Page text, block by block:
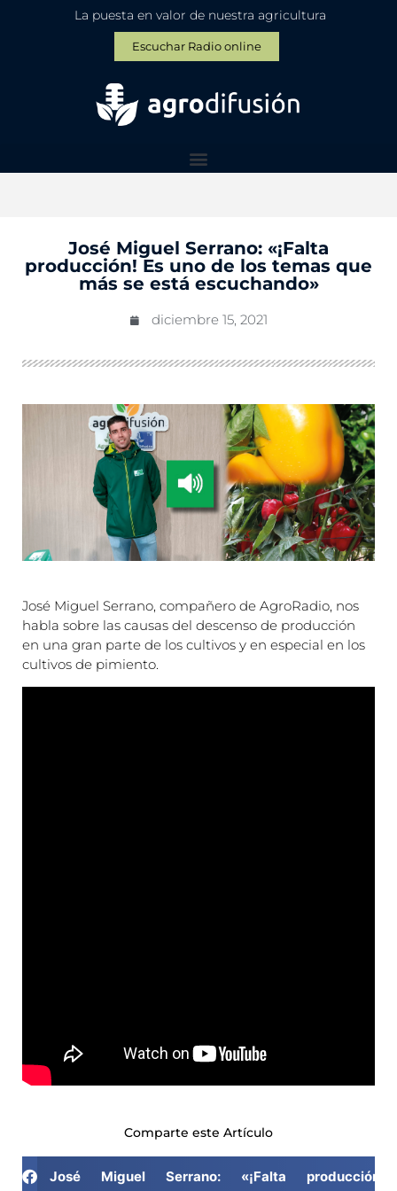
La puesta en valor de nuestra agricultura
Escuchar Radio online
José Miguel Serrano: «¡Falta
producción! Es uno de los temas que
más se está escuchando»
diciembre 15, 2021
José Miguel Serrano, compañero de AgroRadio, nos
habla sobre las causas del descenso de producción
en una gran parte de los cultivos y en especial en los
cultivos de pimiento.
Comparte este Artículo
José Miguel Serrano: «¡Falta